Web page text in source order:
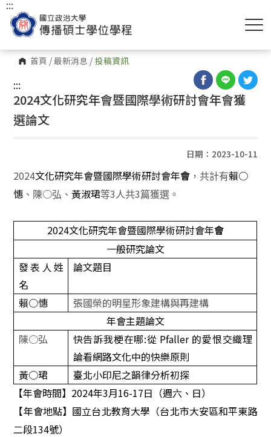
首頁 /最新消息 / 投稿資訊
:::
:::
2024文化研究年會暨國際學術研討會年會獲
選論文
日期：2023-10-11
2024文化研究年會暨國際學術研討會年會 ，共計有賴○
憓 、陳○弘、黃淑珺等3 人共3篇獲選。
2024文化研究年會暨國際學術研討會年會
一般研究論文
發表人姓
名
論文題目
賴○憓
張國榮的明星形象建構與再建構
年會主題論文
陳○弘 快告訴我梗在哪:從 Pfaller 的愛恨交織理
論看網路文化中的快樂原則
黃○珺
臺北小印尼之韻律分析初探
【年會時間】 2024年3月16-17日（週六、日）
【年會地點】國立台北教育大學（台北市大安區和平東路
二段134號）